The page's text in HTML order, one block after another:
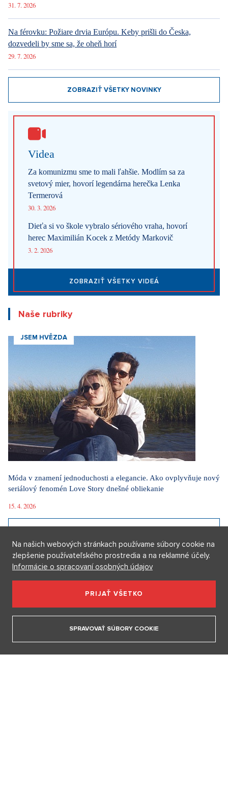
Internetové obchody dobývajú sociálne siete. Najviac ľudí
nakupuje software, elektroniku a darčekové predmety
1. 8. 2026
Móda podľa Aleny Schillerovej: Nebojí sa výrazných farieb a
pochopila, že štýl je súčasťou jej značky
29. 7. 2026
ZOBRAZIŤ VŠETKY NOVINKY
Videa
Za komunizmu sme to mali ľahšie. Modlím sa za
herec Maximilián Kocek z Metódy Markovič
ZOBRAZIŤ VŠETKY VIDEÁ
Naše rubriky
JSEM HVĚZDA
Móda v znamení jednoduchosti a elegancie. Ako ovplyvňuje nový
seriálový fenomén Love Story dnešné obliekanie
BERIEM SI
Na našich webových stránkach používame súbory cookie na
zlepšenie používateľského prostredia a na reklamné účely.
Informácie o spracovaní osobných údajov
PRIJAŤ VŠETKO
SPRAVOVAŤ SÚBORY COOKIE